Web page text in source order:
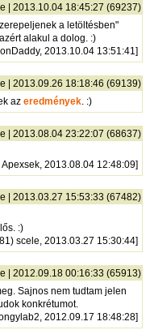
| 2013.10.04 18:45:27 (69237)
a letöltésben"
alakul a dolog. :)
2013.10.04 13:51:41]
| 2013.09.26 18:18:46 (69139)
azeredmények. :)
| 2013.08.04 23:22:07 (68637)
2013.08.04 12:48:09]
| 2013.03.27 15:53:33 (67482)
:)
scele, 2013.03.27 15:30:44]
| 2012.09.18 00:16:33 (65913)
Sajnos nem tudtam jelen
konkrétumot.
2012.09.17 18:48:28]